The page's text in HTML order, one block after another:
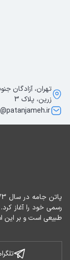
طبیعی است و بر این
تهران، آزادگان
زرین، پلاک 3